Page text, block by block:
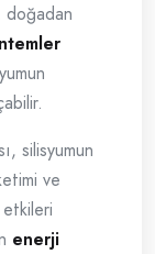
doğadan
silisyumun
ve
etkileri
enerji